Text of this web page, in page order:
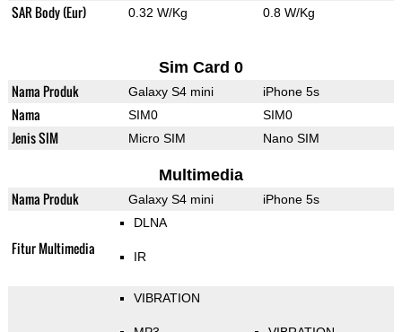
SAR Body (Eur) 0.32 W/Kg 0.8 W/Kg
Sim Card 0
Nama Produk Galaxy S4 mini iPhone 5s
Nama SIM0 SIM0
Jenis SIM Micro SIM Nano SIM
Multimedia
Nama Produk Galaxy S4 mini iPhone 5s
Fitur Multimedia
DLNA
IR
VIBRATION